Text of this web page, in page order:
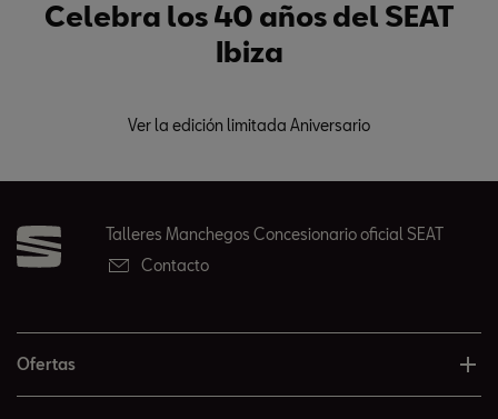
Celebra los 40 años del SEAT
Ibiza
Ver la edición limitada Aniversario
Talleres Manchegos Concesionario oficial SEAT
Contacto
Ofertas